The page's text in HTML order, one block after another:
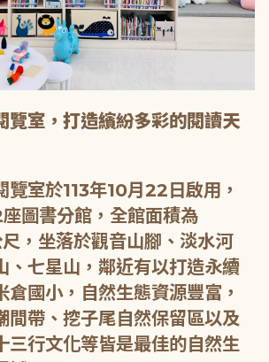
覽室，打造繽紛多彩的閱讀天
覽室於113年10月22日啟用，
圖書分館，全館面積為
，坐落於觀音山腳、淡水河
、七星山，鄰近有以打造永續
倉國小，自然生態資源豐富，
間帶、挖子尾自然保留區以及
三行文化等皆是最佳的自然生